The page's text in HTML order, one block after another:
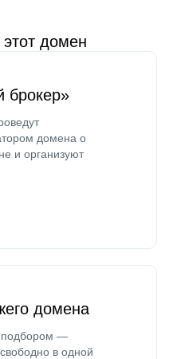
этот домен
брокер»
домена о
и организуют
домена
подбором —
в одной